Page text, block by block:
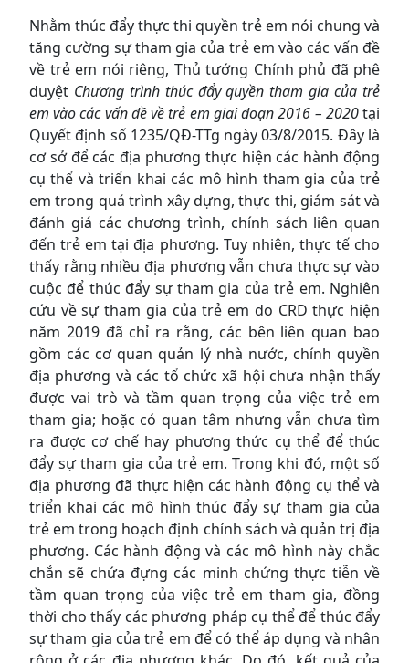
Nhằm thúc đẩy thực thi quyền trẻ em nói chung và
tăng cường sự tham gia của trẻ em vào các vấn đề
về trẻ em nói riêng, Thủ tướng Chính phủ đã phê
duyệt Chương trình thúc đẩy quyền tham gia của trẻ
em vào các vấn đề về trẻ em giai đoạn 2016 – 2020tại
Quyết định số 1235/QĐ-TTg ngày 03/8/2015. Đây là
cơ sở để các địa phương thực hiện các hành động
cụ thể và triển khai các mô hình tham gia của trẻ
em trong quá trình xây dựng, thực thi, giám sát và
đánh giá các chương trình, chính sách liên quan
đến trẻ em tại địa phương. Tuy nhiên, thực tế cho
thấy rằng nhiều địa phương vẫn chưa thực sự vào
cuộc để thúc đẩy sự tham gia của trẻ em. Nghiên
cứu về sự tham gia của trẻ em do CRD thực hiện
năm 2019 đã chỉ ra rằng, các bên liên quan bao
gồm các cơ quan quản lý nhà nước, chính quyền
địa phương và các tổ chức xã hội chưa nhận thấy
được vai trò và tầm quan trọng của việc trẻ em
tham gia; hoặc có quan tâm nhưng vẫn chưa tìm
ra được cơ chế hay phương thức cụ thể để thúc
đẩy sự tham gia của trẻ em. Trong khi đó, một số
địa phương đã thực hiện các hành động cụ thể và
triển khai các mô hình thúc đẩy sự tham gia của
trẻ em trong hoạch định chính sách và quản trị địa
phương. Các hành động và các mô hình này chắc
chắn sẽ chứa đựng các minh chứng thực tiễn về
tầm quan trọng của việc trẻ em tham gia, đồng
thời cho thấy các phương pháp cụ thể để thúc đẩy
sự tham gia của trẻ em để có thể áp dụng và nhân